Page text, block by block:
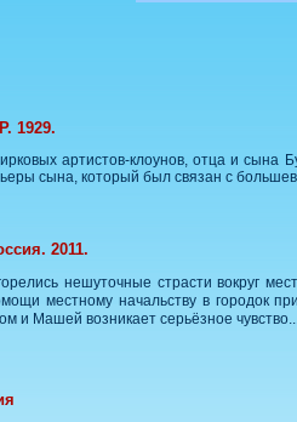
1929.
артистов-клоунов, отца и сына
сына, который был связан с
2011.
нешуточные страсти вокруг
местному начальству в городок
и Машей возникает серьёзное